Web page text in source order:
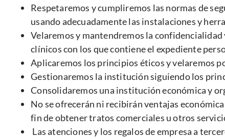
Respetaremos y cumpliremos las normas de
usando adecuadamente las instalaciones y
Velaremos y mantendremos la
clínicos con los que contiene el expediente
Aplicaremos los principios éticos y velaremos
Gestionaremos la institución siguiendo los
Consolidaremos una institución económica y
No se ofrecerán ni recibirán ventajas
fin de obtener tratos comerciales u otros
Las atenciones y los regalos de empresa a